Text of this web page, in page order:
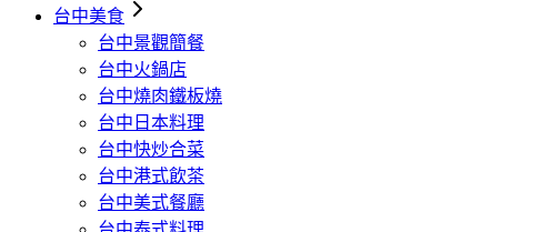
台中美食
台中景觀簡餐
台中火鍋店
台中燒肉鐵板燒
台中日本料理
台中快炒合菜
台中港式飲茶
台中美式餐廳